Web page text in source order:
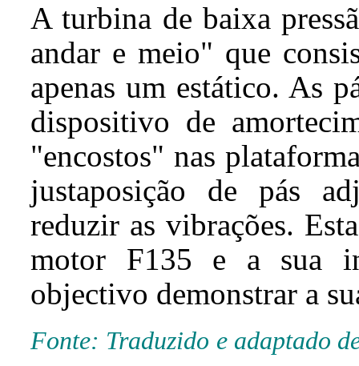
A turbina de baixa
andar e meio" que
apenas um estático. As
dispositivo de
"encostos" nas
justaposição de pás
reduzir as vibrações.
motor F135 e a sua
objectivo demonstrar a
Fonte: Traduzido e adaptado